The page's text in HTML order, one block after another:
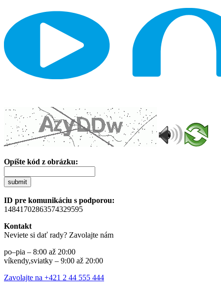
Opíšte kód z obrázku:
submit
ID pre komunikáciu s podporou:
14841702863574329595
Kontakt
Neviete si dať rady? Zavolajte nám
po–pia – 8:00 až 20:00
víkendy,sviatky – 9:00 až 20:00
Zavolajte na +421 2 44 555 444